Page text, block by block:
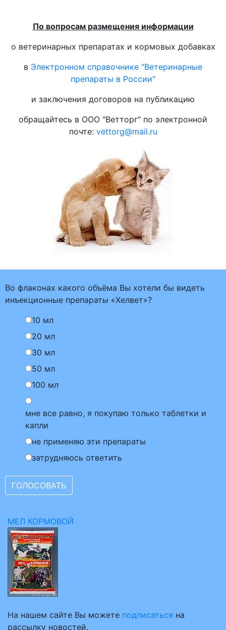
По вопросам размещения информации
о ветеринарных препаратах и кормовых добавках
в Электронном справочнике "Ветеринарные
препараты в России"
и заключения договоров на публикацию
обращайтесь в ООО "Ветторг" по электронной
почте: vettorg@mail.ru
Во флаконах какого объёма Вы хотели бы видеть
инъекционные препараты «Хелвет»?
10 мл
20 мл
30 мл
50 мл
100 мл
мне все равно, я покупаю только таблетки и
капли
не применяю эти препараты
затрудняюсь ответить
МЕЛ КОРМОВОЙ
На нашем сайте Вы можете подписаться на
рассылку новостей.